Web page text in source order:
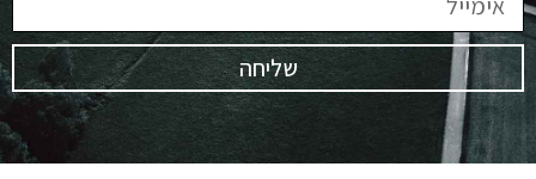
שליחה